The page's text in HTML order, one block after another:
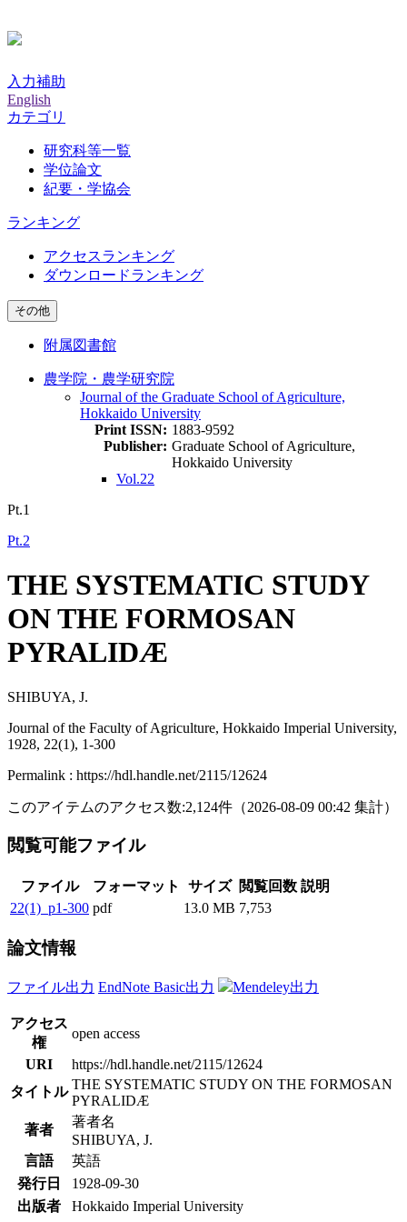
入力補助
English
カテゴリ
研究科等一覧
学位論文
紀要・学協会
ランキング
アクセスランキング
ダウンロードランキング
その他
附属図書館
農学院・農学研究院
Journal of the Graduate School of Agriculture,
Hokkaido University
Print ISSN: 1883-9592
Publisher: Graduate School of Agriculture,
Hokkaido University
Vol.22
Pt.1
Pt.2
THE SYSTEMATIC STUDY
ON THE FORMOSAN
PYRALIDÆ
SHIBUYA, J.
Journal of the Faculty of Agriculture, Hokkaido Imperial University,
1928, 22(1), 1-300
Permalink : https://hdl.handle.net/2115/12624
このアイテムのアクセス数:2,124件 （2026-08-09 00:42 集計）
閲覧可能ファイル
ファイル フォーマット サイズ 閲覧回数 説明
22(1)_p1-300 pdf 13.0 MB 7,753
論文情報
ファイル出力 EndNote Basic出力 Mendeley出力
アクセス
権
open access
URI
https://hdl.handle.net/2115/12624
タイトル THE SYSTEMATIC STUDY ON THE FORMOSAN
PYRALIDÆ
著者
著者名
SHIBUYA, J.
言語
英語
発行日
1928-09-30
出版者
Hokkaido Imperial University